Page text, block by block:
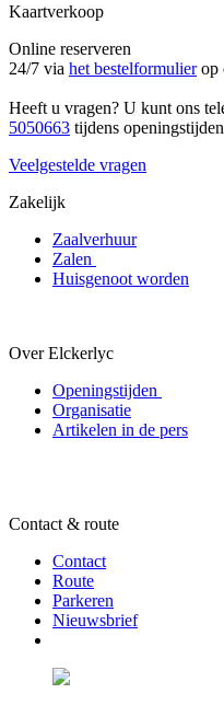
Kaartverkoop
Online reserveren
24/7 via het bestelformulierop
Heeft u vragen? U kunt ons
5050663 tijdens
Veelgestelde vragen
Zakelijk
Zaalverhuur
Zalen
Huisgenoot worden
Over Elckerlyc
Openingstijden
Organisatie
Artikelen in de pers
Contact & route
Contact
Route
Parkeren
Nieuwsbrief